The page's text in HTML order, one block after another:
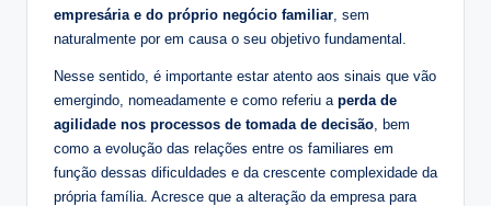
empresária e do próprio negócio familiar , sem
naturalmente por em causa o seu objetivo fundamental.
Nesse sentido, é importante estar atento aos sinais que vão
emergindo, nomeadamente e como referiu a perda de
agilidade nos processos de tomada de decisão , bem
como a evolução das relações entre os familiares em
função dessas dificuldades e da crescente complexidade da
própria família. Acresce que a alteração da empresa para